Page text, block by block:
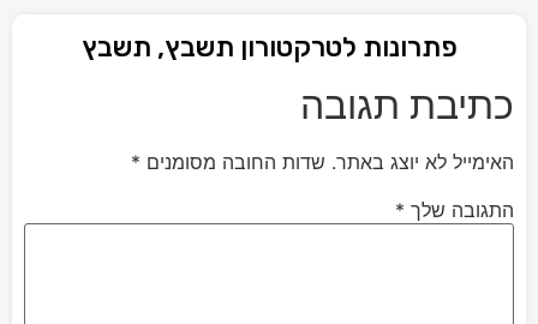
פתרונות לטרקטורון תשבץ, תשבץ
כתיבת תגובה
האימייל לא יוצג באתר. שדות החובה מסומנים *
התגובה שלך *